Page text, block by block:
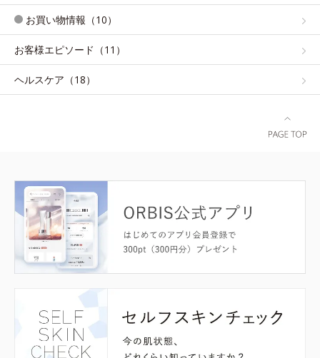
お買い物情報（10）
お客様エピソード（11）
ヘルスケア（18）